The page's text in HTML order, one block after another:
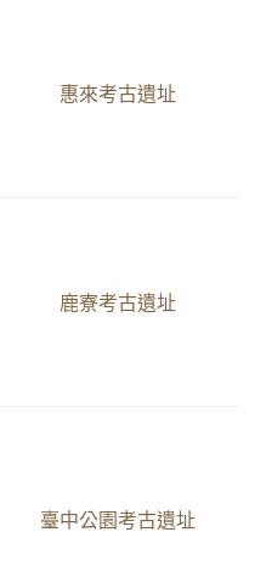
惠來考古遺址
鹿寮考古遺址
臺中公園考古遺址